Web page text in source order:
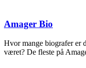
Amager Bio
Hvor mange biografer er
været? De fleste på